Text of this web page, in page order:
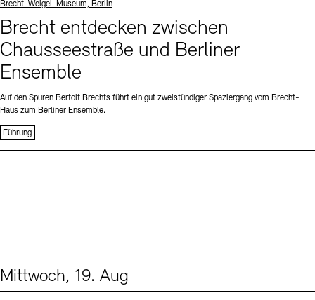
Standort
Brecht-Weigel-Museum, Berlin
Brecht entdecken zwischen
Chausseestraße und Berliner
Ensemble
Auf den Spuren Bertolt Brechts führt ein gut zweistündiger Spaziergang vom Brecht-
Haus zum Berliner Ensemble.
Führung
Mittwoch, 19. Aug